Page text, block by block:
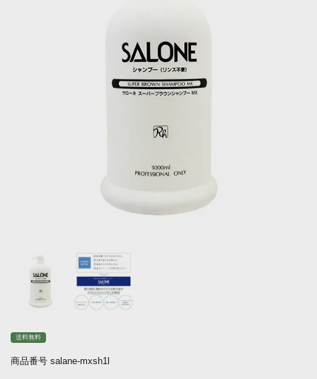
送料無料
商品番号 salane-mxsh1l